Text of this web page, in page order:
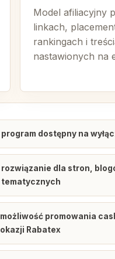
Model afiliacyjny
linkach,
rankingach i
nastawionych na
program dostępny na
rozwiązanie dla stron,
tematycznych
możliwość promowania
okazji Rabatex